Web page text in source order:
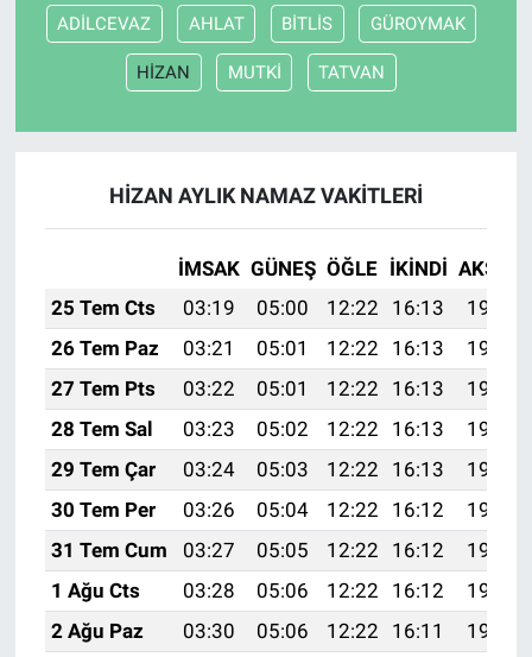
ADİLCEVAZ AHLAT BİTLİS GÜROYMAK
HİZAN MUTKİ TATVAN
HİZAN AYLIK NAMAZ VAKITLERI
İMSAK GÜNEŞ ÖĞLE İKINDI AKŞAM
25 Tem Cts
03:19 05:00 12:22 16:13
19:34
26 Tem Paz
03:21 05:01 12:22 16:13
19:33
27 Tem Pts
03:22 05:01 12:22 16:13
19:32
28 Tem Sal
03:23 05:02 12:22 16:13
19:32
29 Tem Çar
03:24 05:03 12:22 16:13
19:31
30 Tem Per
03:26 05:04 12:22 16:12
19:30
31 Tem Cum
03:27 05:05 12:22 16:12
19:29
1 Ağu Cts
03:28 05:06 12:22 16:12
19:28
2 Ağu Paz
03:30 05:06 12:22 16:11
19:27